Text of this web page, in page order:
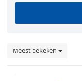
Meest bekeken